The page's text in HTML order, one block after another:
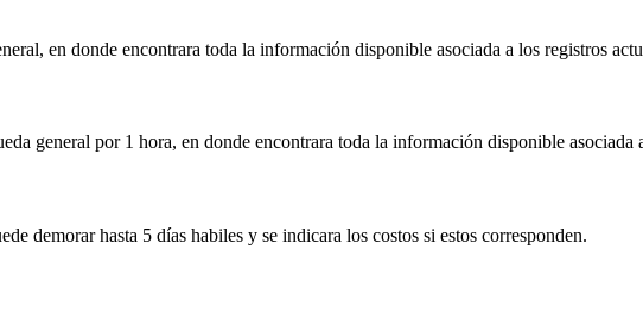
en donde encontrara toda la información disponible asociada a los registros
general por 1 hora, en donde encontrara toda la información disponible asociada
demorar hasta 5 días habiles y se indicara los costos si estos corresponden.